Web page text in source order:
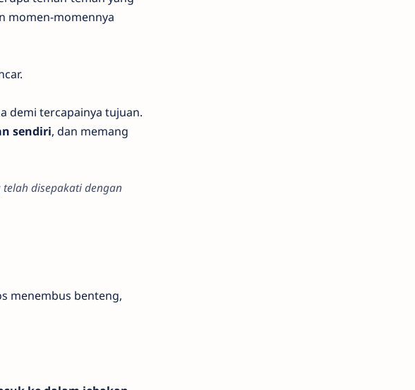
momen-momennya
tercapainya tujuan.
sendiri, dan memang
disepakati dengan
menembus benteng,